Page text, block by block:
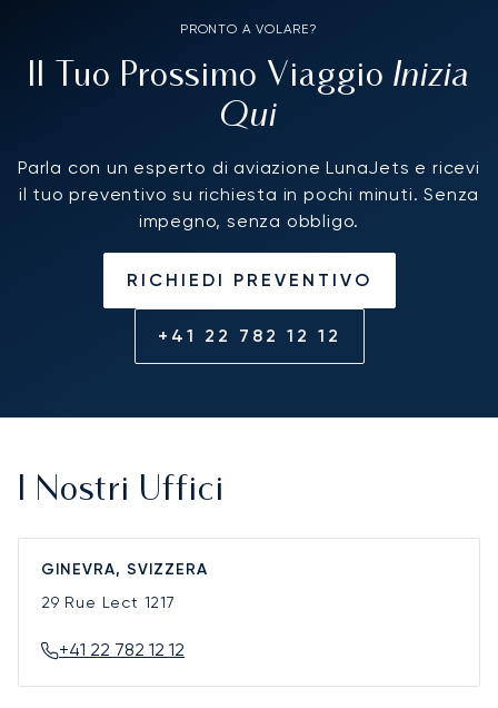
PRONTO A VOLARE?
Il Tuo Prossimo Viaggio Inizia
Qui
Parla con un esperto di aviazione LunaJets e ricevi
il tuo preventivo su richiesta in pochi minuti. Senza
impegno, senza obbligo.
RICHIEDI PREVENTIVO
+41 22 782 12 12
I Nostri Uffici
GINEVRA, SVIZZERA
29 Rue Lect 1217
+41 22 782 12 12